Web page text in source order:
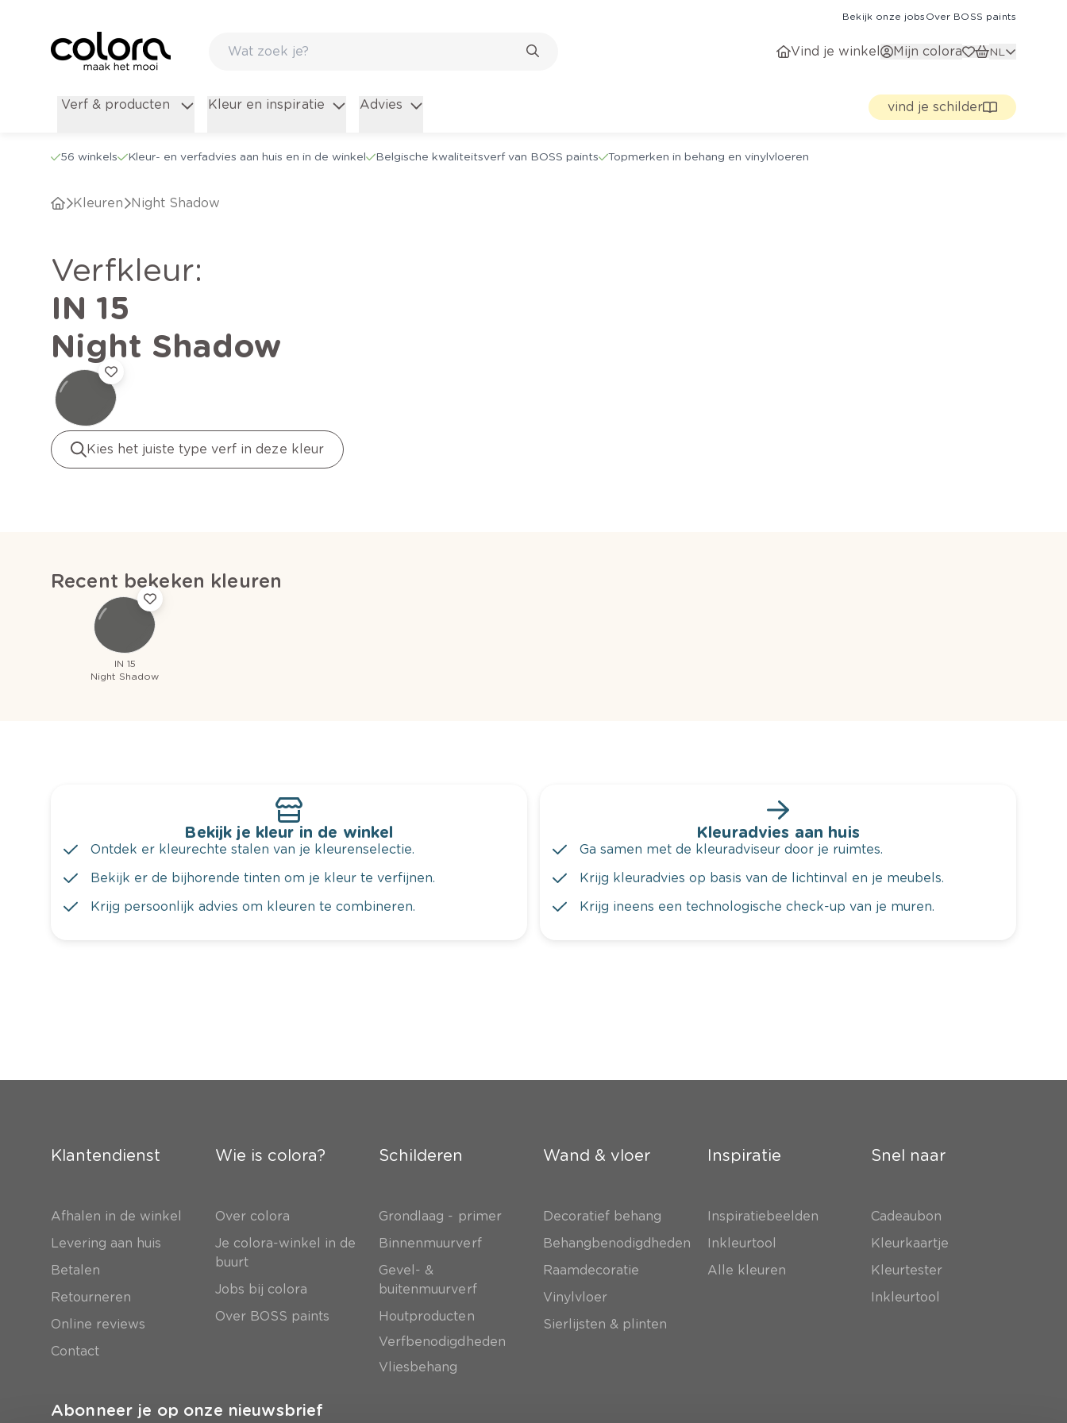
Bekijk onze jobs Over BOSS paints
Vind je winkel Mijn colora NL
Verf & producten Kleur en inspiratie Advies vind je schilder
56 winkels Kleur- en verfadvies aan huis en in de winkel Belgische kwaliteitsverf van BOSS paints Topmerken in behang en vinylvloeren
Kleuren Night Shadow
verfkleur:
IN 15
Night Shadow
Kies het juiste type verf in deze kleur
Recent bekeken kleuren
IN 15
Night Shadow
Bekijk je kleur in de winkel
Ontdek er kleurechte stalen van je kleurenselectie.
Bekijk er de bijhorende tinten om je kleur te verfijnen.
Krijg persoonlijk advies om kleuren te combineren.
Kleuradvies aan huis
Ga samen met de kleuradviseur door je ruimtes.
Krijg kleuradvies op basis van de lichtinval en je meubels.
Krijg ineens een technologische check-up van je muren.
Klantendienst
Afhalen in de winkel
Levering aan huis
Betalen
Retourneren
Online reviews
Contact
Wie is colora?
Over colora
Je colora-winkel in de
buurt
Jobs bij colora
Over BOSS paints
Schilderen
Grondlaag - primer
Binnenmuurverf
Gevel- &
buitenmuurverf
Houtproducten
Verfbenodigdheden
Vliesbehang
Wand & vloer
Decoratief behang
Behangbenodigdheden
Raamdecoratie
Vinylvloer
Sierlijsten & plinten
Inspiratie
Inspiratiebeelden
Inkleurtool
Alle kleuren
Snel naar
Cadeaubon
Kleurkaartje
Kleurtester
Inkleurtool
Abonneer je op onze nieuwsbrief